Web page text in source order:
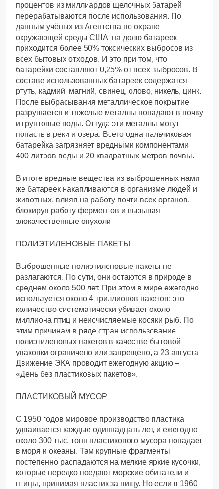
процентов из миллиардов щелочных батарей
перерабатываются после использования. По
данным учёных из Агентства по охране
окружающей среды США, на долю батареек
приходится более 50% токсических выбросов из
всех бытовых отходов. И это при том, что
батарейки составляют 0,25% от всех выбросов. В
составе использованных батареек содержатся
ртуть, кадмий, магний, свинец, олово, никель, цинк.
После выбрасывания металлическое покрытие
разрушается и тяжелые металлы попадают в почву
и грунтовые воды. Оттуда эти металлы могут
попасть в реки и озера. Всего одна пальчиковая
батарейка загрязняет вредными компонентами
400 литров воды и 20 квадратных метров почвы.
В итоге вредные вещества из выброшенных нами
же батареек накапливаются в организме людей и
животных, влияя на работу почти всех органов,
блокируя работу ферментов и вызывая
злокачественные опухоли
ПОЛИЭТИЛЕНОВЫЕ ПАКЕТЫ
Выброшенные полиэтиленовые пакеты не
разлагаются. По сути, они остаются в природе в
среднем около 500 лет. При этом в мире ежегодно
используется около 4 триллионов пакетов: это
количество систематически убивает около
миллиона птиц и неисчисляемые косяки рыб. По
этим причинам в ряде стран использование
полиэтиленовых пакетов в качестве бытовой
упаковки ограничено или запрещено, а 23 августа
Движение ЭКА проводит ежегодную акцию –
«День без пластиковых пакетов».
ПЛАСТИКОВЫЙ МУСОР
С 1950 годов мировое производство пластика
удваивается каждые одиннадцать лет, и ежегодно
около 300 тыс. тонн пластикового мусора попадает
в моря и океаны. Там крупные фрагменты
постепенно распадаются на мелкие яркие кусочки,
которые нередко поедают морские обитатели и
птицы, принимая пластик за пищу. Но если в 1960